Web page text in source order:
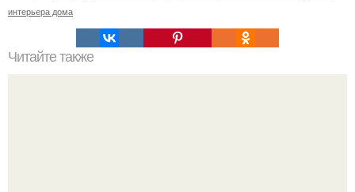
интерьера дома
Читайте также